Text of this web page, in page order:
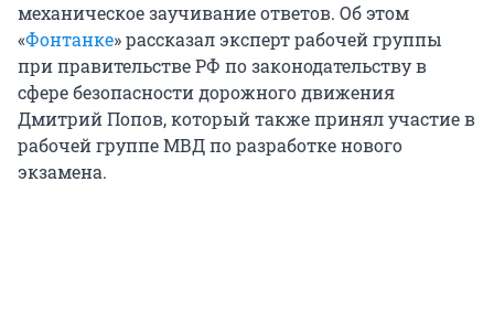
механическое заучивание ответов. Об этом
«Фонтанке» рассказал эксперт рабочей группы
при правительстве РФ по законодательству в
сфере безопасности дорожного движения
Дмитрий Попов, который также принял участие в
рабочей группе МВД по разработке нового
экзамена.